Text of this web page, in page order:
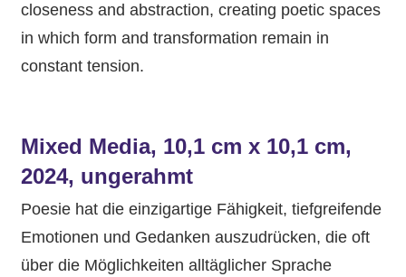
closeness and abstraction, creating poetic spaces
in which form and transformation remain in
constant tension.
Mixed Media, 10,1 cm x 10,1 cm,
2024, ungerahmt
Poesie hat die einzigartige Fähigkeit, tiefgreifende
Emotionen und Gedanken auszudrücken, die oft
über die Möglichkeiten alltäglicher Sprache